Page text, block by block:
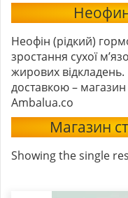
Неофін (рідкий)
зростання сухої
жирових відкладень.
доставкою – магазин
Ambalua.co
Магазин
Showing the single